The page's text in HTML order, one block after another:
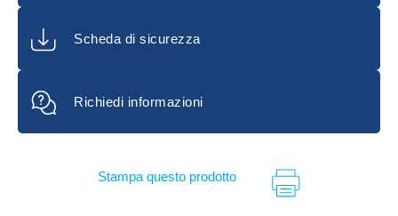
q.tà 50 pz
Scheda di sicurezza
Richiedi informazioni
Stampa questo prodotto